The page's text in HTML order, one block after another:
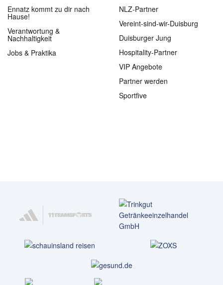
Ennatz kommt zu dir nach
Hause!
Verantwortung &
Nachhaltigkeit
Jobs & Praktika
NLZ-Partner
Vereint-sind-wir-Duisburg
Duisburger Jung
Hospitality-Partner
VIP Angebote
Partner werden
Sportfive